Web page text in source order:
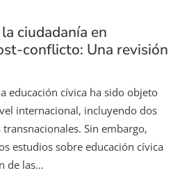
ciudadanía en
conflicto: Una revisión
educación cívica ha sido objeto
internacional, incluyendo dos
Sin embargo,
estudios sobre educación cívica
de las…